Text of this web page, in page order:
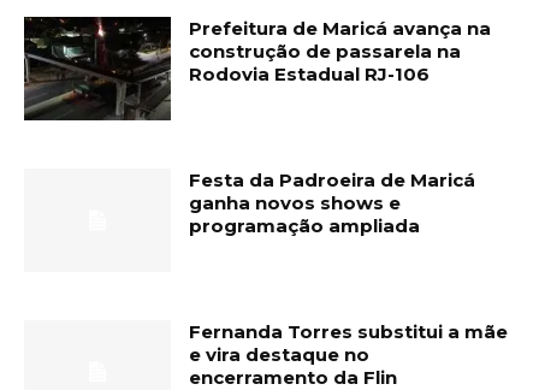
Prefeitura de Maricá avança na
construção de passarela na
Rodovia Estadual RJ-106
Festa da Padroeira de Maricá
ganha novos shows e
programação ampliada
Fernanda Torres substitui a mãe
e vira destaque no
encerramento da Flin